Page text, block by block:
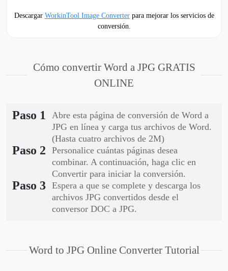
Descargar WorkinTool Image Converter para mejorar los servicios de
conversión.
Cómo convertir Word a JPG GRATIS
ONLINE
Paso 1
Abre esta página de conversión de Word a
JPG en línea y carga tus archivos de Word.
(Hasta cuatro archivos de 2M)
Paso 2
Personalice cuántas páginas desea
combinar. A continuación, haga clic en
Convertir para iniciar la conversión.
Paso 3
Espera a que se complete y descarga los
archivos JPG convertidos desde el
conversor DOC a JPG.
Word to JPG Online Converter Tutorial